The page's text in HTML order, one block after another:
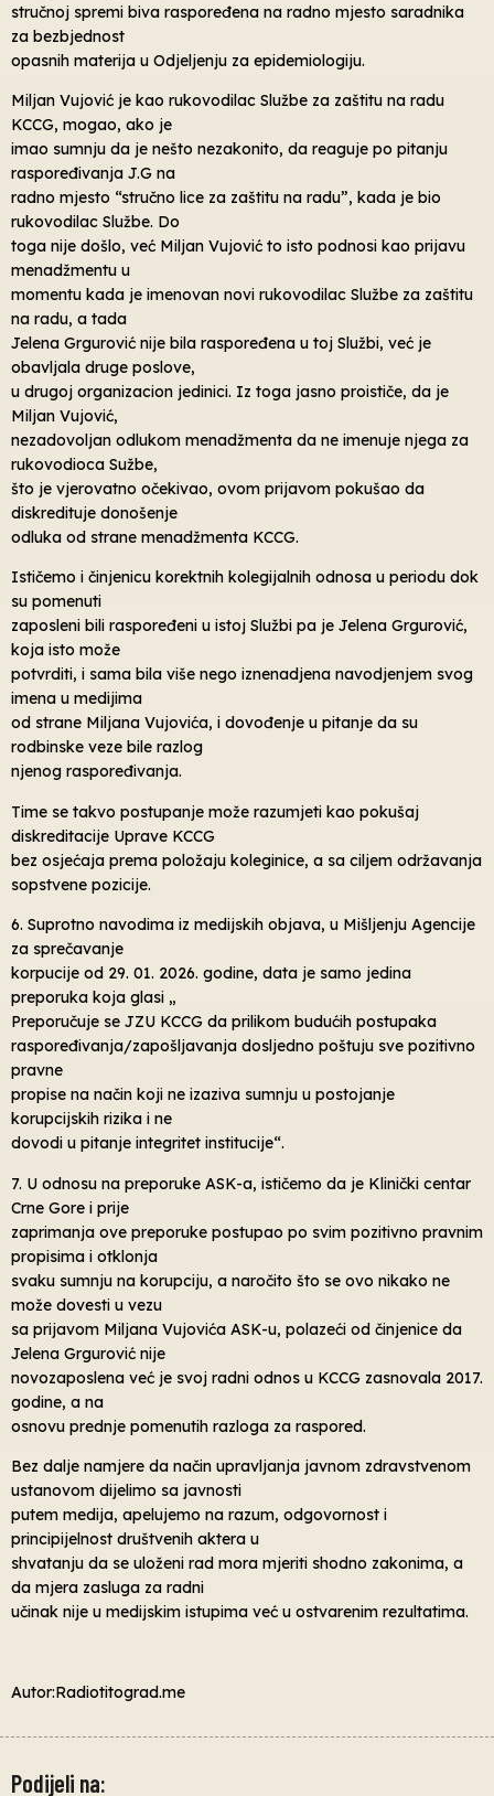
stručnoj spremi biva raspoređena na radno mjesto saradnika
za bezbjednost
opasnih materija u Odjeljenju za epidemiologiju.
Miljan Vujović je kao rukovodilac Službe za zaštitu na radu
KCCG, mogao, ako je
imao sumnju da je nešto nezakonito, da reaguje po pitanju
raspoređivanja J.G na
radno mjesto “stručno lice za zaštitu na radu”, kada je bio
rukovodilac Službe. Do
toga nije došlo, već Miljan Vujović to isto podnosi kao prijavu
menadžmentu u
momentu kada je imenovan novi rukovodilac Službe za zaštitu
na radu, a tada
Jelena Grgurović nije bila raspoređena u toj Službi, već je
obavljala druge poslove,
u drugoj organizacion jedinici. Iz toga jasno proističe, da je
Miljan Vujović,
nezadovoljan odlukom menadžmenta da ne imenuje njega za
rukovodioca Sužbe,
što je vjerovatno očekivao, ovom prijavom pokušao da
diskredituje donošenje
odluka od strane menadžmenta KCCG.
Ističemo i činjenicu korektnih kolegijalnih odnosa u periodu dok
su pomenuti
zaposleni bili raspoređeni u istoj Službi pa je Jelena Grgurović,
koja isto može
potvrditi, i sama bila više nego iznenadjena navodjenjem svog
imena u medijima
od strane Miljana Vujovića, i dovođenje u pitanje da su
rodbinske veze bile razlog
njenog raspoređivanja.
Time se takvo postupanje može razumjeti kao pokušaj
diskreditacije Uprave KCCG
bez osjećaja prema položaju koleginice, a sa ciljem održavanja
sopstvene pozicije.
6. Suprotno navodima iz medijskih objava, u Mišljenju Agencije
za sprečavanje
korpucije od 29. 01. 2026. godine, data je samo jedina
preporuka koja glasi „
Preporučuje se JZU KCCG da prilikom budućih postupaka
raspoređivanja/zapošljavanja dosljedno poštuju sve pozitivno
pravne
propise na način koji ne izaziva sumnju u postojanje
korupcijskih rizika i ne
dovodi u pitanje integritet institucije“.
7. U odnosu na preporuke ASK-a, ističemo da je Klinički centar
Crne Gore i prije
zaprimanja ove preporuke postupao po svim pozitivno pravnim
propisima i otklonja
svaku sumnju na korupciju, a naročito što se ovo nikako ne
može dovesti u vezu
sa prijavom Miljana Vujovića ASK-u, polazeći od činjenice da
Jelena Grgurović nije
novozaposlena već je svoj radni odnos u KCCG zasnovala 2017.
godine, a na
osnovu prednje pomenutih razloga za raspored.
Bez dalje namjere da način upravljanja javnom zdravstvenom
ustanovom dijelimo sa javnosti
putem medija, apelujemo na razum, odgovornost i
principijelnost društvenih aktera u
shvatanju da se uloženi rad mora mjeriti shodno zakonima, a
da mjera zasluga za radni
učinak nije u medijskim istupima već u ostvarenim rezultatima.
Autor:Radiotitograd.me
Podijeli na: